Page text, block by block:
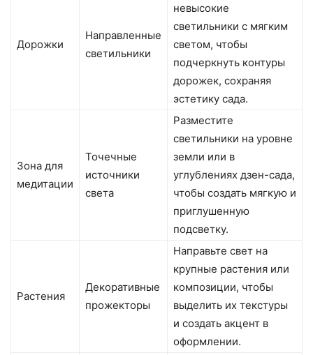
Дорожки
Направленные
светильники
невысокие
светильники с мягким
светом, чтобы
подчеркнуть контуры
дорожек, сохраняя
эстетику сада.
Зона для
медитации
Точечные
источники
света
Разместите
светильники на уровне
земли или в
углублениях дзен-сада,
чтобы создать мягкую и
приглушенную
подсветку.
Растения
Декоративные
прожекторы
Направьте свет на
крупные растения или
композиции, чтобы
выделить их текстуры
и создать акцент в
оформлении.